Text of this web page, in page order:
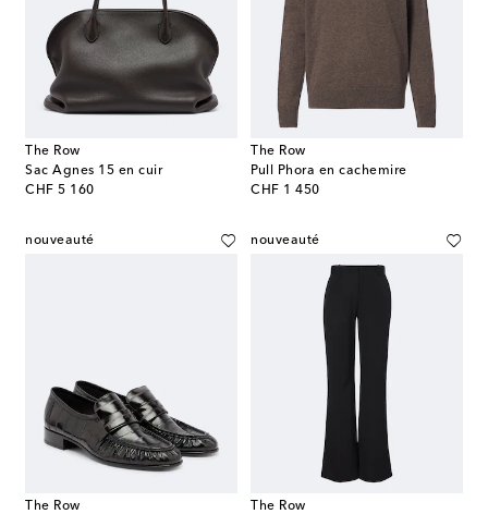
The Row
Sac Agnes 15 en cuir
CHF 5 160
original price
The Row
Pull Phora en cachemire
CHF 1 450
original price
nouveauté
The Row
nouveauté
The Row